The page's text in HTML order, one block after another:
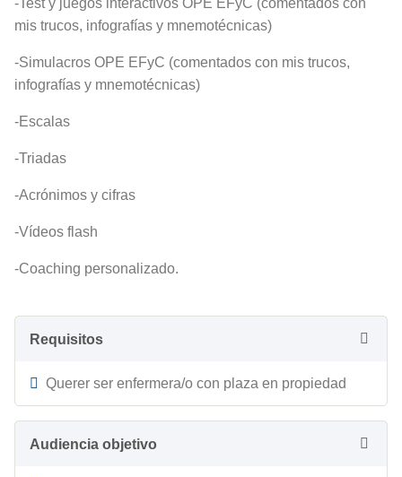
-Test y juegos interactivos OPE EFyC (comentados con
mis trucos, infografías y mnemotécnicas)
-Simulacros OPE EFyC (comentados con mis trucos,
infografías y mnemotécnicas)
-Escalas
-Triadas
-Acrónimos y cifras
-Vídeos flash
-Coaching personalizado.
Requisitos
Querer ser enfermera/o con plaza en propiedad
Audiencia objetivo